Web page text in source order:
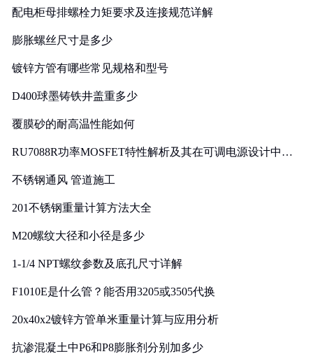
配电柜母排螺栓力矩要求及连接规范详解
膨胀螺丝尺寸是多少
镀锌方管有哪些常见规格和型号
D400球墨铸铁井盖重多少
覆膜砂的耐高温性能如何
RU7088R功率MOSFET特性解析及其在可调电源设计中的
不锈钢通风 管道施工
201不锈钢重量计算方法大全
M20螺纹大径和小径是多少
1-1/4 NPT螺纹参数及底孔尺寸详解
F1010E是什么管？能否用3205或3505代换
20x40x2镀锌方管单米重量计算与应用分析
抗渗混凝土中P6和P8膨胀剂分别加多少